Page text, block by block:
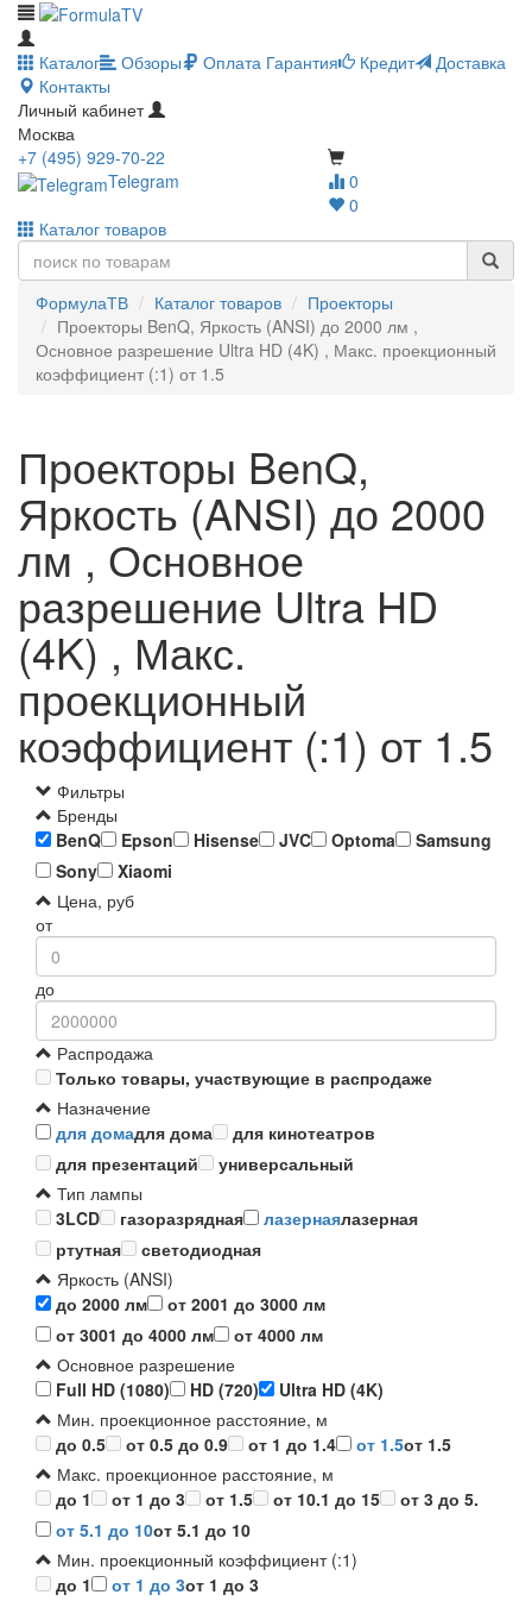
Каталог Обзоры Оплата Гарантия Кредит
Доставка
Контакты
Личный кабинет
Москва
0
0
+7 (495) 929-70-22
Telegram
Каталог товаров
ФормулаТВ Каталог товаров
Проекторы
Проекторы BenQ, Яркость (ANSI) до 2000 лм ,
Основное разрешение Ultra HD (4K) , Макс. проекционный
коэффициент (:1) от 1.5
Проекторы BenQ,
Яркость (ANSI) до 2000
лм , Основное
разрешение Ultra HD
(4K) , Макс.
проекционный
коэффициент (:1) от 1.5
Фильтры
Бренды
BenQ
Epson Hisense JVC Optoma
Samsung
Sony
Xiaomi
Цена, руб
от
до
Распродажа
Только товары, участвующие в распродаже
Назначение
для домадля дома
для кинотеатров
для презентаций
универсальный
Тип лампы
3LCD
газоразрядная лазернаялазерная
ртутная
светодиодная
Яркость (ANSI)
до 2000 лм
от 2001 до 3000 лм
от 3001 до 4000 лм
от 4000 лм
Основное разрешение
Full HD (1080)
HD (720)
Ultra HD (4K)
Мин. проекционное расстояние, м
до 0.5
от 0.5 до 0.9 от 1 до 1.4 от 1.5от 1.5
Макс. проекционное расстояние, м
до 1
от 1 до 3 от 1.5 от 10.1 до 15
от 3 до 5.
от 5.1 до 10от 5.1 до 10
Мин. проекционный коэффициент (:1)
до 1
от 1 до 3от 1 до 3